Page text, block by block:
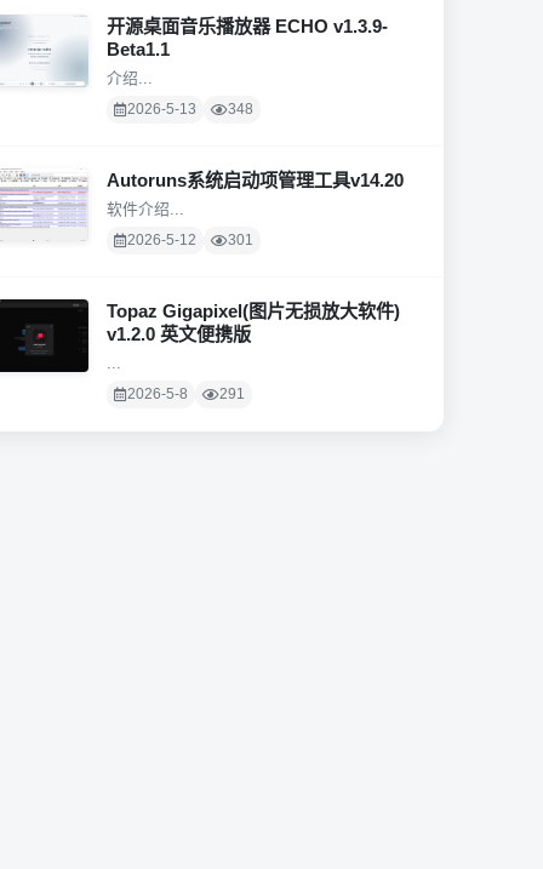
开源桌面音乐播放器 ECHO v1.3.9-
Beta1.1
介绍...
2026-5-13 348
Autoruns系统启动项管理工具v14.20
软件介绍...
2026-5-12 301
Topaz Gigapixel(图片无损放大软件)
v1.2.0 英文便携版
...
2026-5-8 291